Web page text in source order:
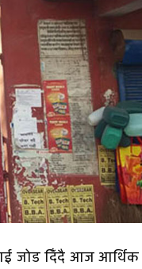
जोड दिँदै आज आर्थिक